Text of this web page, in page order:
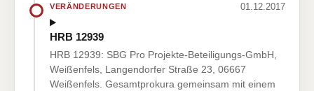
VERÄNDERUNGEN 01.12.2017
HRB 12939
HRB 12939: SBG Pro Projekte-Beteiligungs-GmbH,
Weißenfels, Langendorfer Straße 23, 06667
Weißenfels. Gesamtprokura gemeinsam mit einem